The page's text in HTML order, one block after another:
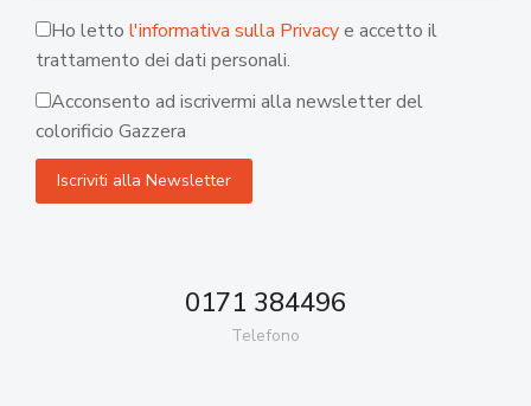
Ho letto l'informativa sulla Privacye accetto il
trattamento dei dati personali.
Acconsento ad iscrivermi alla newsletter del
colorificio Gazzera
0171 384496
Telefono